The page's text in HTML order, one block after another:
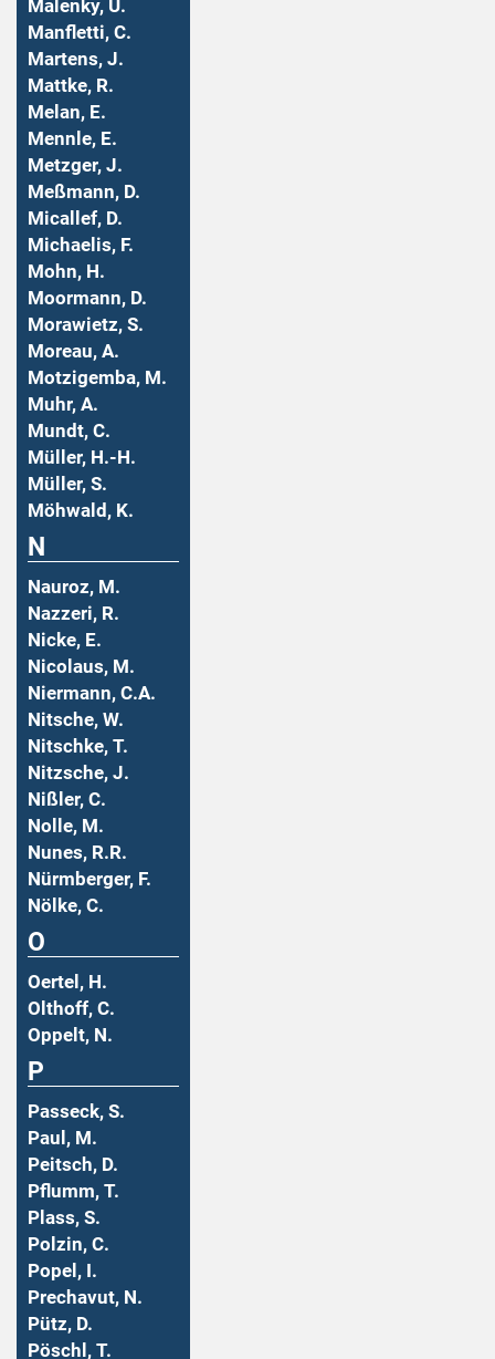
Malenky, U.
Manfletti, C.
Martens, J.
Mattke, R.
Melan, E.
Mennle, E.
Metzger, J.
Meßmann, D.
Micallef, D.
Michaelis, F.
Mohn, H.
Moormann, D.
Morawietz, S.
Moreau, A.
Motzigemba, M.
Muhr, A.
Mundt, C.
Müller, H.-H.
Müller, S.
Möhwald, K.
N
Nauroz, M.
Nazzeri, R.
Nicke, E.
Nicolaus, M.
Niermann, C.A.
Nitsche, W.
Nitschke, T.
Nitzsche, J.
Nißler, C.
Nolle, M.
Nunes, R.R.
Nürmberger, F.
Nölke, C.
O
Oertel, H.
Olthoff, C.
Oppelt, N.
P
Passeck, S.
Paul, M.
Peitsch, D.
Pflumm, T.
Plass, S.
Polzin, C.
Popel, I.
Prechavut, N.
Pütz, D.
Pöschl, T.